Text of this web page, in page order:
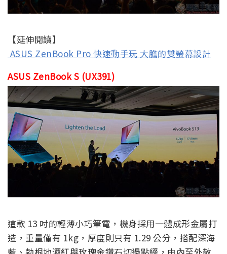
【延伸閱讀】
ASUS ZenBook Pro 快速動手玩 大膽的雙螢幕設計
ASUS ZenBook S (UX391)
這款 13 吋的輕薄小巧筆電，機身採用一體成形金屬打
造，重量僅有 1kg，厚度則只有 1.29 公分，搭配深海